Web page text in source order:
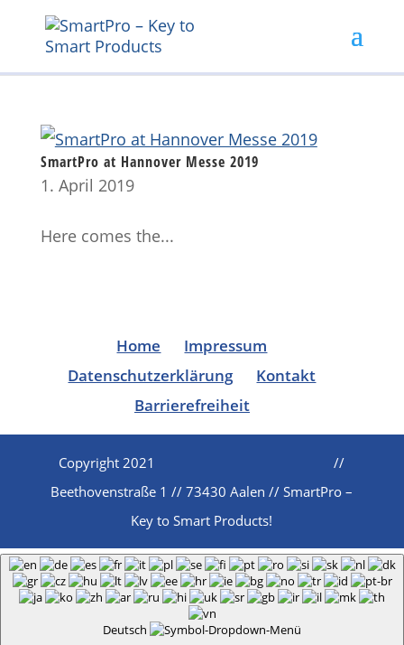
SmartPro at Hannover Messe 2019
1. April 2019
Here comes the...
Home
Impressum
Datenschutzerklärung
Kontakt
Barrierefreiheit
Copyright 2021
//
Beethovenstraße 1 // 73430 Aalen // SmartPro –
Key to Smart Products!
Deutsch